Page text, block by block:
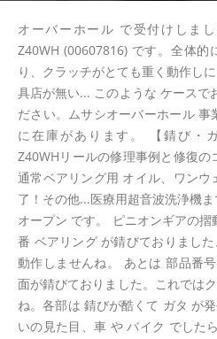
オーバーホール で受付けしま
Z40WH (00607816) です。全体
り、クラッチがとても重く動作し
具店が無い... このような ケースで
ださい。ムサシオーバーホール
に在庫があります。 【錆び・
Z40WHリールの修理事例と修復の
通常ベアリング用 オイル、ワン
了！その他...医療用超音波洗浄機
オープン です。 ピニオンギアの
番 ベアリング が錆びておりまし
動作しませんね。 あとは 部品番
面が錆びておりました。これでは
ね。各部は 錆びが酷くて ガタ が
いの見た目、車 や バイク でした